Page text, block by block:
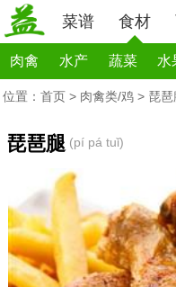
菜谱 食材
肉禽 水产 蔬菜 水
位置： 首页 > 肉禽类/鸡 > 琵琶
琵琶腿 (pí pá tuǐ)